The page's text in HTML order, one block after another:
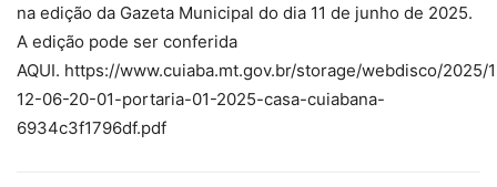
na edição da Gazeta Municipal do dia 11 de junho de 2025.
A edição pode ser conferida
AQUI. https://www.cuiaba.mt.gov.br/storage/webdisco/
12-06-20-01-portaria-01-2025-casa-cuiabana-
6934c3f1796df.pdf